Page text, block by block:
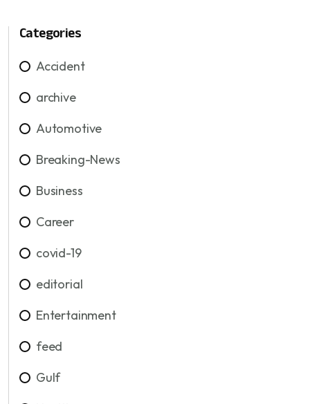
Categories
Accident
archive
Automotive
Breaking-News
Business
Career
covid-19
editorial
Entertainment
feed
Gulf